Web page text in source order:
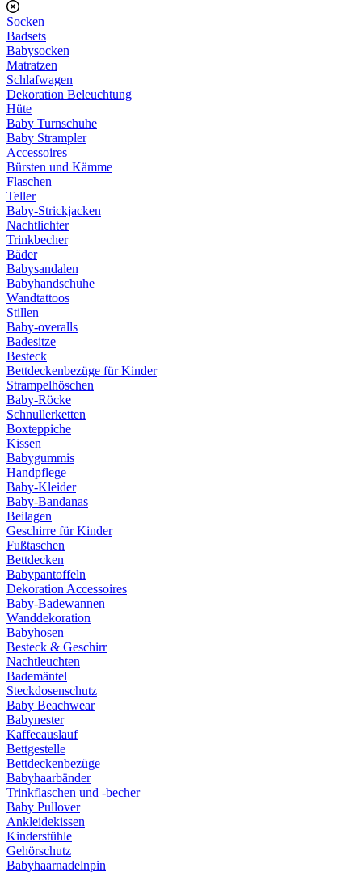
Socken
Badsets
Babysocken
Matratzen
Schlafwagen
Dekoration Beleuchtung
Hüte
Baby Turnschuhe
Baby Strampler
Accessoires
Bürsten und Kämme
Flaschen
Teller
Baby-Strickjacken
Nachtlichter
Trinkbecher
Bäder
Babysandalen
Babyhandschuhe
Wandtattoos
Stillen
Baby-overalls
Badesitze
Besteck
Bettdeckenbezüge für Kinder
Strampelhöschen
Baby-Röcke
Schnullerketten
Boxteppiche
Kissen
Babygummis
Handpflege
Baby-Kleider
Baby-Bandanas
Beilagen
Geschirre für Kinder
Fußtaschen
Bettdecken
Babypantoffeln
Dekoration Accessoires
Baby-Badewannen
Wanddekoration
Babyhosen
Besteck & Geschirr
Nachtleuchten
Bademäntel
Steckdosenschutz
Baby Beachwear
Babynester
Kaffeeauslauf
Bettgestelle
Bettdeckenbezüge
Babyhaarbänder
Trinkflaschen und -becher
Baby Pullover
Ankleidekissen
Kinderstühle
Gehörschutz
Babyhaarnadelnpin